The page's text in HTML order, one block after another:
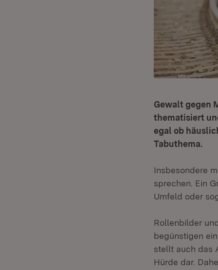
Gewalt gegen
thematisiert
egal ob
Tabuthema.
Insbesondere
sprechen. Ein
Umfeld oder
Rollenbilder
begünstigen
stellt auch das
Hürde dar.